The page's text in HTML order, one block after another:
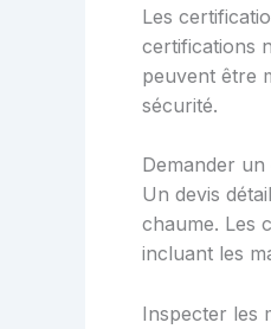
Les
certifications
peuvent être
sécurité.
Demander un
Un devis
chaume. Les
incluant les
Inspecter les